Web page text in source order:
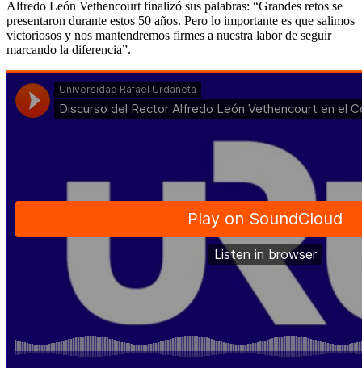
Alfredo León Vethencourt finalizó sus palabras: “Grandes retos se
presentaron durante estos 50 años. Pero lo importante es que salimos
victoriosos y nos mantendremos firmes a nuestra labor de seguir
marcando la diferencia”.